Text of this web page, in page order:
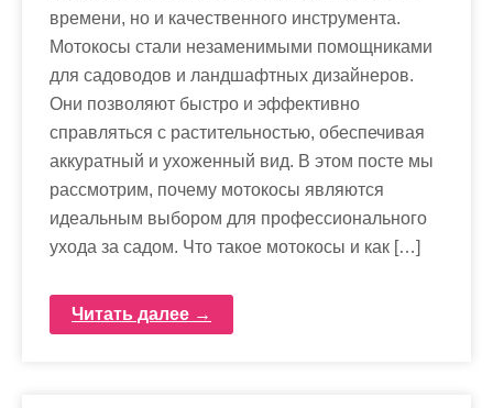
времени, но и качественного инструмента.
Мотокосы стали незаменимыми помощниками
для садоводов и ландшафтных дизайнеров.
Они позволяют быстро и эффективно
справляться с растительностью, обеспечивая
аккуратный и ухоженный вид. В этом посте мы
рассмотрим, почему мотокосы являются
идеальным выбором для профессионального
ухода за садом. Что такое мотокосы и как […]
Читать далее →